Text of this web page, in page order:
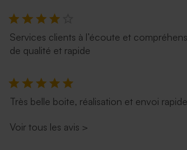
Services clients à l’écoute et
de qualité et rapide
Très belle boite, réalisation et envoi rapide
Voir tous les avis >